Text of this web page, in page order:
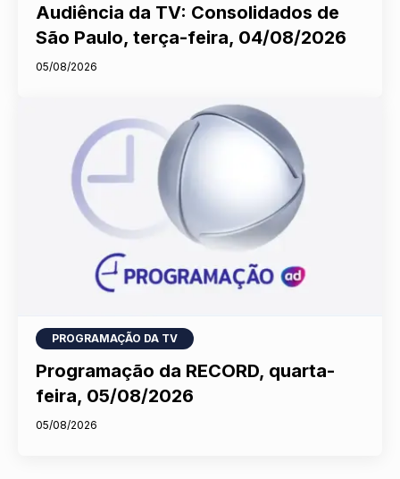
Audiência da TV: Consolidados de
São Paulo, terça-feira, 04/08/2026
05/08/2026
PROGRAMAÇÃO DA TV
Programação da RECORD, quarta-
feira, 05/08/2026
05/08/2026